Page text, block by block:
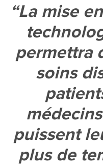
La mise
permettra
soins
puissent
plus de